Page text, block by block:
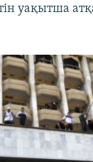
уақытша